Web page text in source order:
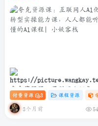
夸克资源课：互联网人Al化
型实操能力课，人人都能听
的Al课程
付费资源 3 课程资源
3个月前 54